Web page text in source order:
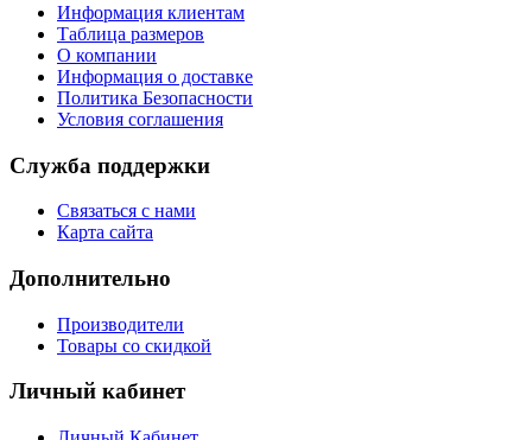
Информация клиентам
Таблица размеров
О компании
Информация о доставке
Политика Безопасности
Условия соглашения
Служба поддержки
Связаться с нами
Карта сайта
Дополнительно
Производители
Товары со скидкой
Личный кабинет